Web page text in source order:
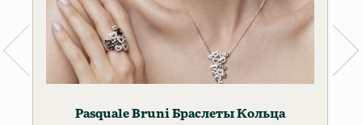
Pasquale Bruni Браслеты Кольца